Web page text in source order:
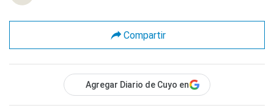
Compartir
Agregar Diario de Cuyo en